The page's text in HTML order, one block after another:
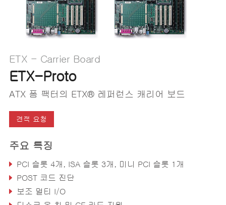
ETX - Carrier Board
ETX-Proto
ATX 폼 팩터의 ETX® 레퍼런스 캐리어 보드
견적 요청
주요 특징
PCI 슬롯 4개, ISA 슬롯 3개, 미니 PCI 슬롯 1개
POST 코드 진단
보조 멀티 I/O